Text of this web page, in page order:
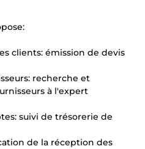
clients: émission de devis
recherche et
à l'expert
suivi de trésorerie de
de la réception des